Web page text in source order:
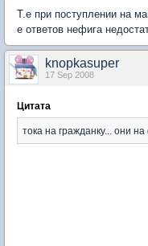
Т.е при поступлении на
е ответов нефига
knopkasuper
17 Sep 2008
Цитата
тока на гражданку... они